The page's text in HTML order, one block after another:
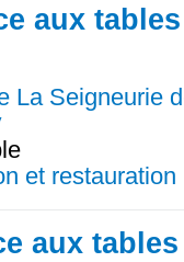
aux tables
La Seigneurie
et restauration
aux tables